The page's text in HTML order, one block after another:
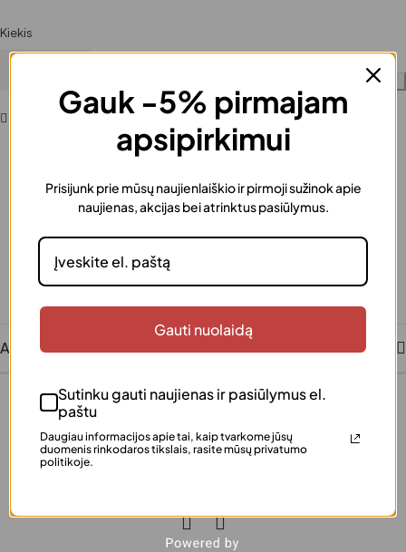
Kiekis
Pridėti į norų sąrašą
Greitas pristatymas
Užsakymus išsiunčiame greitai
Šią prekę galima supakuoti kaip dovaną
Saugus atsiskaitymas
Patogūs ir saugūs mokėjimai
Aprašymas
Gauk -5% pirmajam
apsipirkimui
Prisijunk prie mūsų naujienlaiškio ir pirmoji sužinok apie
naujienas, akcijas bei atrinktus pasiūlymus.
Gauti nuolaidą
Sutinku gauti naujienas ir pasiūlymus el.
paštu
Daugiau informacijos apie tai, kaip tvarkome jūsų
duomenis rinkodaros tikslais, rasite mūsų privatumo
politikoje.